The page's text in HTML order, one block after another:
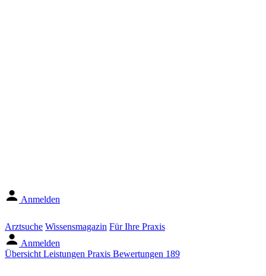
Anmelden
Arztsuche Wissensmagazin Für Ihre Praxis
Anmelden
Übersicht Leistungen Praxis Bewertungen 189